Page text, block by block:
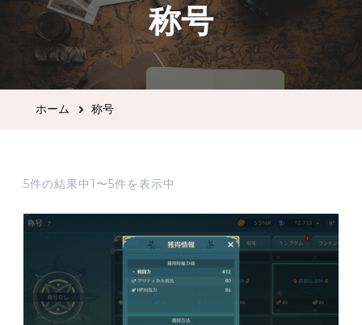
称号
ホーム 称号
5件の結果中1〜5件を表示中